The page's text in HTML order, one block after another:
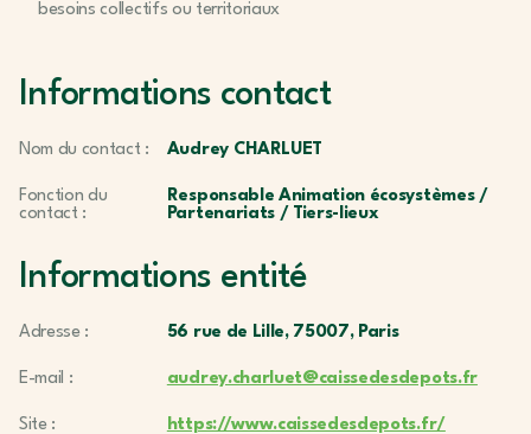
besoins collectifs ou territoriaux
Informations contact
Nom du contact : Audrey CHARLUET
Fonction du
contact :
Responsable Animation écosystèmes /
Partenariats / Tiers-lieux
Informations entité
Adresse : 56 rue de Lille, 75007, Paris
E-mail : audrey.charluet@caissedesdepots.fr
Site : https://www.caissedesdepots.fr/